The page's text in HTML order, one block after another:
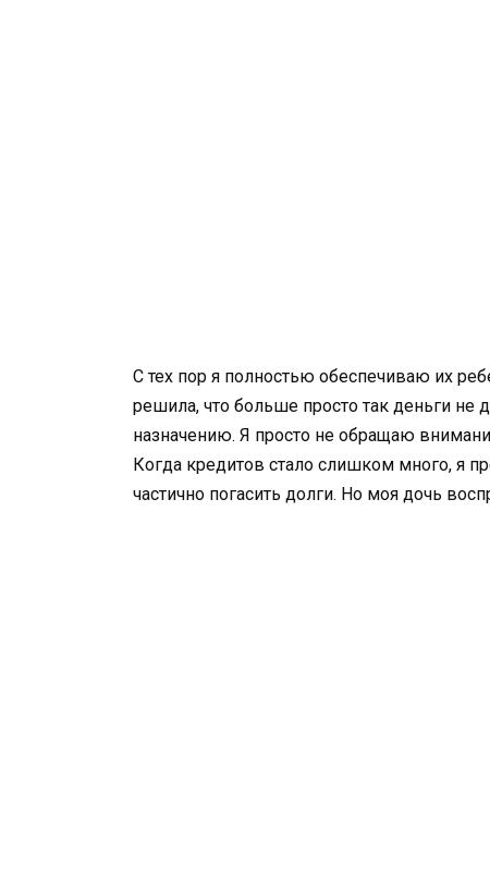
С тех пор я полностью обеспечиваю их
решила, что больше просто так деньги
назначению. Я просто не обращаю
Когда кредитов стало слишком много, я
частично погасить долги. Но моя дочь